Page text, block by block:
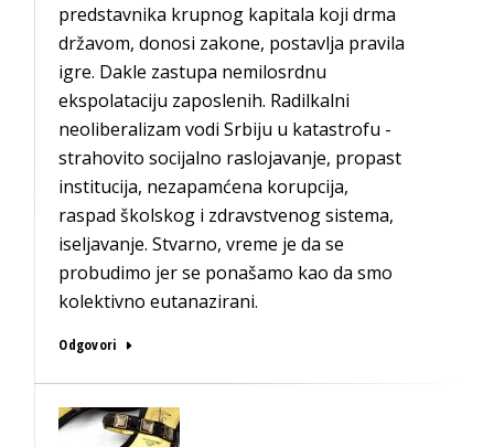
predstavnika krupnog kapitala koji drma
državom, donosi zakone, postavlja pravila
igre. Dakle zastupa nemilosrdnu
ekspolataciju zaposlenih. Radilkalni
neoliberalizam vodi Srbiju u katastrofu -
strahovito socijalno raslojavanje, propast
institucija, nezapamćena korupcija,
raspad školskog i zdravstvenog sistema,
iseljavanje. Stvarno, vreme je da se
probudimo jer se ponašamo kao da smo
kolektivno eutanazirani.
Odgovori